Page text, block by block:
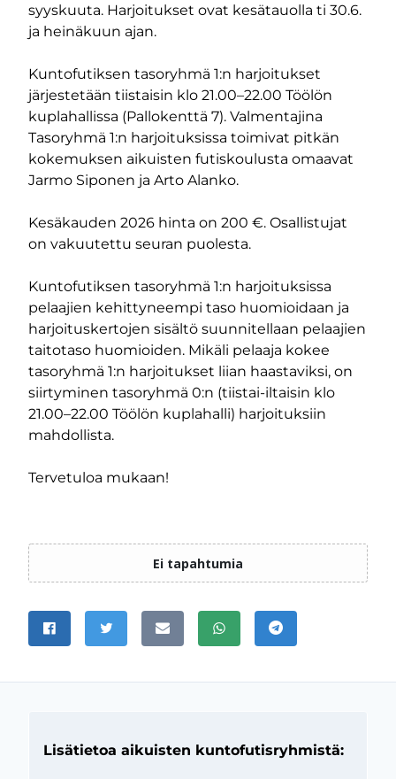
syyskuuta. Harjoitukset ovat kesätauolla ti 30.6.
ja heinäkuun ajan.
Kuntofutiksen tasoryhmä 1:n harjoitukset
järjestetään tiistaisin klo 21.00–22.00 Töölön
kuplahallissa (Pallokenttä 7). Valmentajina
Tasoryhmä 1:n harjoituksissa toimivat pitkän
kokemuksen aikuisten futiskoulusta omaavat
Jarmo Siponen ja Arto Alanko.
Kesäkauden 2026 hinta on 200 €. Osallistujat
on vakuutettu seuran puolesta.
Kuntofutiksen tasoryhmä 1:n harjoituksissa
pelaajien kehittyneempi taso huomioidaan ja
harjoituskertojen sisältö suunnitellaan pelaajien
taitotaso huomioiden. Mikäli pelaaja kokee
tasoryhmä 1:n harjoitukset liian haastaviksi, on
siirtyminen tasoryhmä 0:n (tiistai-iltaisin klo
21.00–22.00 Töölön kuplahalli) harjoituksiin
mahdollista.
Tervetuloa mukaan!
JAA SIVU
Jaa Facebookissa
Jaa TwitterissäJaa sähköpostitse
Jaa WhatsAppissa
Jaa Telegramissa
Lisätietoa aikuisten kuntofutisryhmistä: